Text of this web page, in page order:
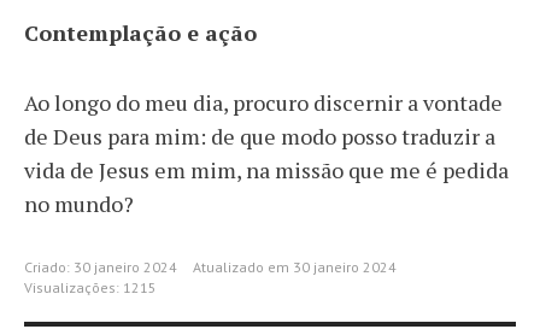
Contemplação e ação
Ao longo do meu dia, procuro discernir a vontade
de Deus para mim: de que modo posso traduzir a
vida de Jesus em mim, na missão que me é pedida
no mundo?
Criado: 30 janeiro 2024
Atualizado em 30 janeiro 2024
Visualizações: 1215